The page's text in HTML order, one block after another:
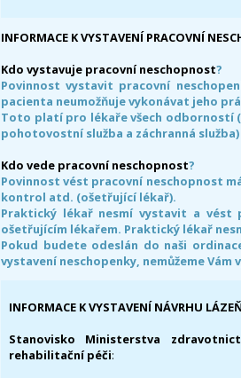
INFORMACE K VYSTAVENÍ PRACOVNÍ
Kdo vystavuje pracovní neschopnost?
Povinnost vystavit pracovní
pacienta neumožňuje vykonávat jeho
Toto platí pro lékaře všech odborností
pohotovostní služba a záchranná služba)
Kdo vede pracovní neschopnost?
Povinnost vést pracovní neschopnost
kontrol atd. (ošetřující lékař).
Praktický lékař nesmí vystavit a vést
ošetřujícím lékařem. Praktický lékař
Pokud budete odeslán do naši
vystavení neschopenky, nemůžeme Vám
INFORMACE K VYSTAVENÍ NÁVRHU
Stanovisko Ministerstva
rehabilitační péči: